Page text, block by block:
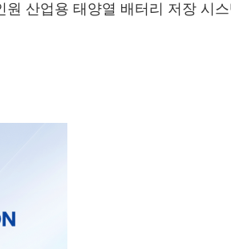
산업용 태양열 배터리 저장 시스